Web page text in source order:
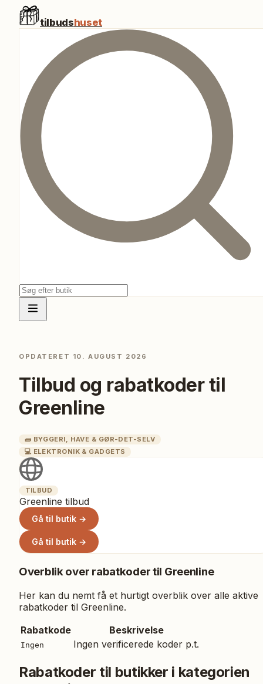
tilbudshuset
OPDATERET 10. AUGUST 2026
Tilbud og rabatkoder til
Greenline
🧱 BYGGERI, HAVE & GØR-DET-SELV
💻 ELEKTRONIK & GADGETS
TILBUD
Greenline tilbud
Gå til butik →
Gå til butik →
Overblik over rabatkoder til Greenline
Her kan du nemt få et hurtigt overblik over alle aktive
rabatkoder til Greenline.
Rabatkode
Beskrivelse
Ingen Ingen verificerede koder p.t.
Rabatkoder til butikker i kategorien